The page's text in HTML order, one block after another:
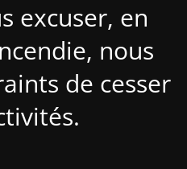
excuser, en
nous
de cesser